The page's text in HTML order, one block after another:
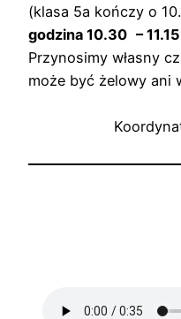
(klasa 5a kończy o
godzina 10.30 – 11.15
Przynosimy własny
może być żelowy ani